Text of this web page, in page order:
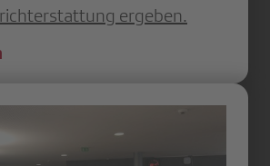
ergeben.